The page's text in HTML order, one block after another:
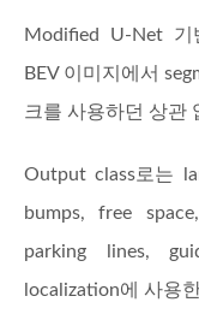
Modified U-Net 기
BEV 이미지에서
크를 사용하던 상관
Output class로는
bumps, free
parking lines,
localization에 사용